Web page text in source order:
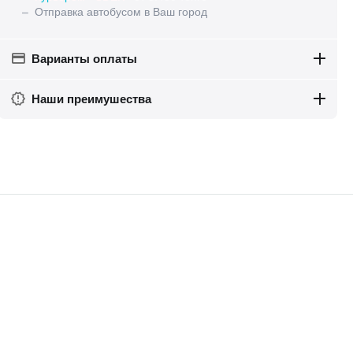
– Отправка автобусом в Ваш город
Варианты оплаты
Наши преимушества